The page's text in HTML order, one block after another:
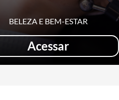
BELEZA E BEM-ESTAR
Acessar